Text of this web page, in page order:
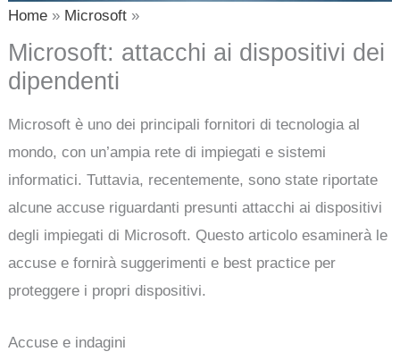
Home Microsoft
Microsoft: attacchi ai dispositivi dei
dipendenti
Microsoft è uno dei principali fornitori di tecnologia al
mondo, con un’ampia rete di impiegati e sistemi
informatici. Tuttavia, recentemente, sono state riportate
alcune accuse riguardanti presunti attacchi ai dispositivi
degli impiegati di Microsoft. Questo articolo esaminerà le
accuse e fornirà suggerimenti e best practice per
proteggere i propri dispositivi.
Accuse e indagini